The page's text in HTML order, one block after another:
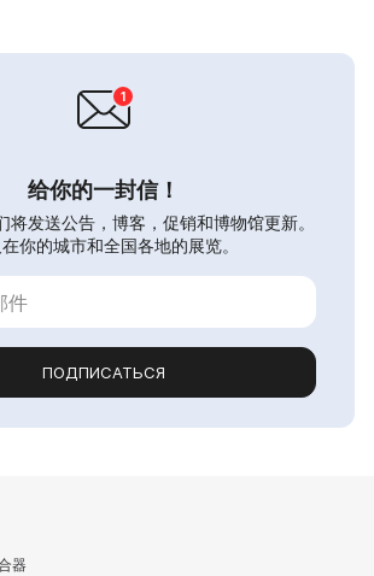
给你的一封信！
将发送公告，博客，促销和博物馆更新。
你的城市和全国各地的展览。
ПОДПИСАТЬСЯ
器